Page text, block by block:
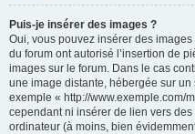
Puis-je insérer des images ?
Oui, vous pouvez insérer des
du forum ont autorisé l’insertion de
images sur le forum. Dans le cas
une image distante, hébergée sur
exemple « http://www.exemple.com/
cependant ni insérer de lien vers
ordinateur (à moins, bien